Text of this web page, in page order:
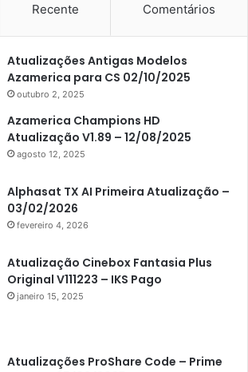
S105
S105 Plus
S205
S205 Plus
S305 Plus
Eon
i3
i3 Bold
Inspire Qi
Recente Comentários
Atualizações Antigas Modelos
Azamerica para CS 02/10/2025
outubro 2, 2025
Azamerica Champions HD
Atualização V1.89 – 12/08/2025
agosto 12, 2025
Alphasat TX AI Primeira Atualização –
03/02/2026
fevereiro 4, 2026
Atualização Cinebox Fantasia Plus
Original V111223 – IKS Pago
janeiro 15, 2025
Atualizações ProShare Code – Prime